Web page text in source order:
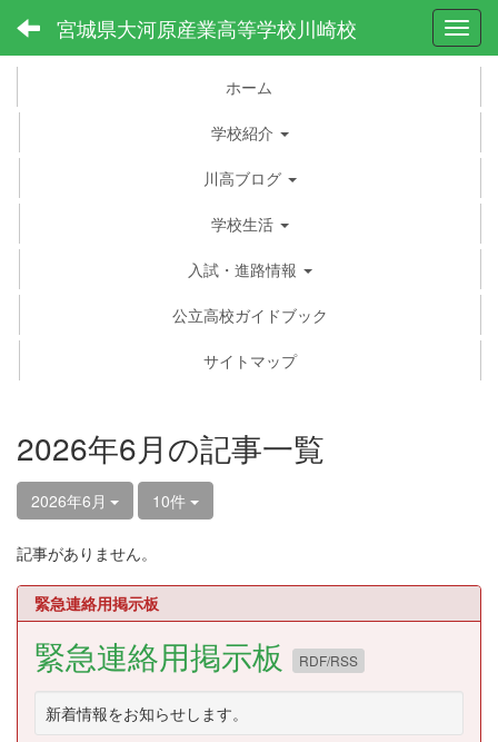
宮城県大河原産業高等学校川崎校
ホーム
学校紹介
川高ブログ
学校生活
入試・進路情報
公立高校ガイドブック
サイトマップ
2026年6月の記事一覧
2026年6月 10件
記事がありません。
緊急連絡用掲示板
緊急連絡用掲示板 RDF/RSS
新着情報をお知らせします。